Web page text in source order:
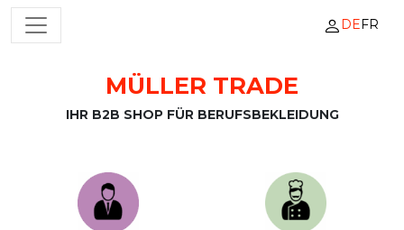
Zum Inhalt springen
HAUPTNAVIGATION DEFR
MÜLLER TRADE
IHR B2B SHOP FÜR BERUFSBEKLEIDUNG